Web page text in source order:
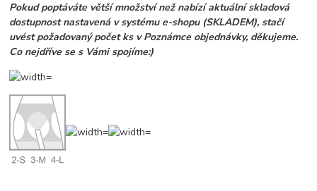
Pokud poptáváte větší množství než nabízí aktuální skladová
dostupnost nastavená v systému e-shopu (SKLADEM), stačí
uvést požadovaný počet ks v Poznámce objednávky, děkujeme.
Co nejdříve se s Vámi spojíme:)